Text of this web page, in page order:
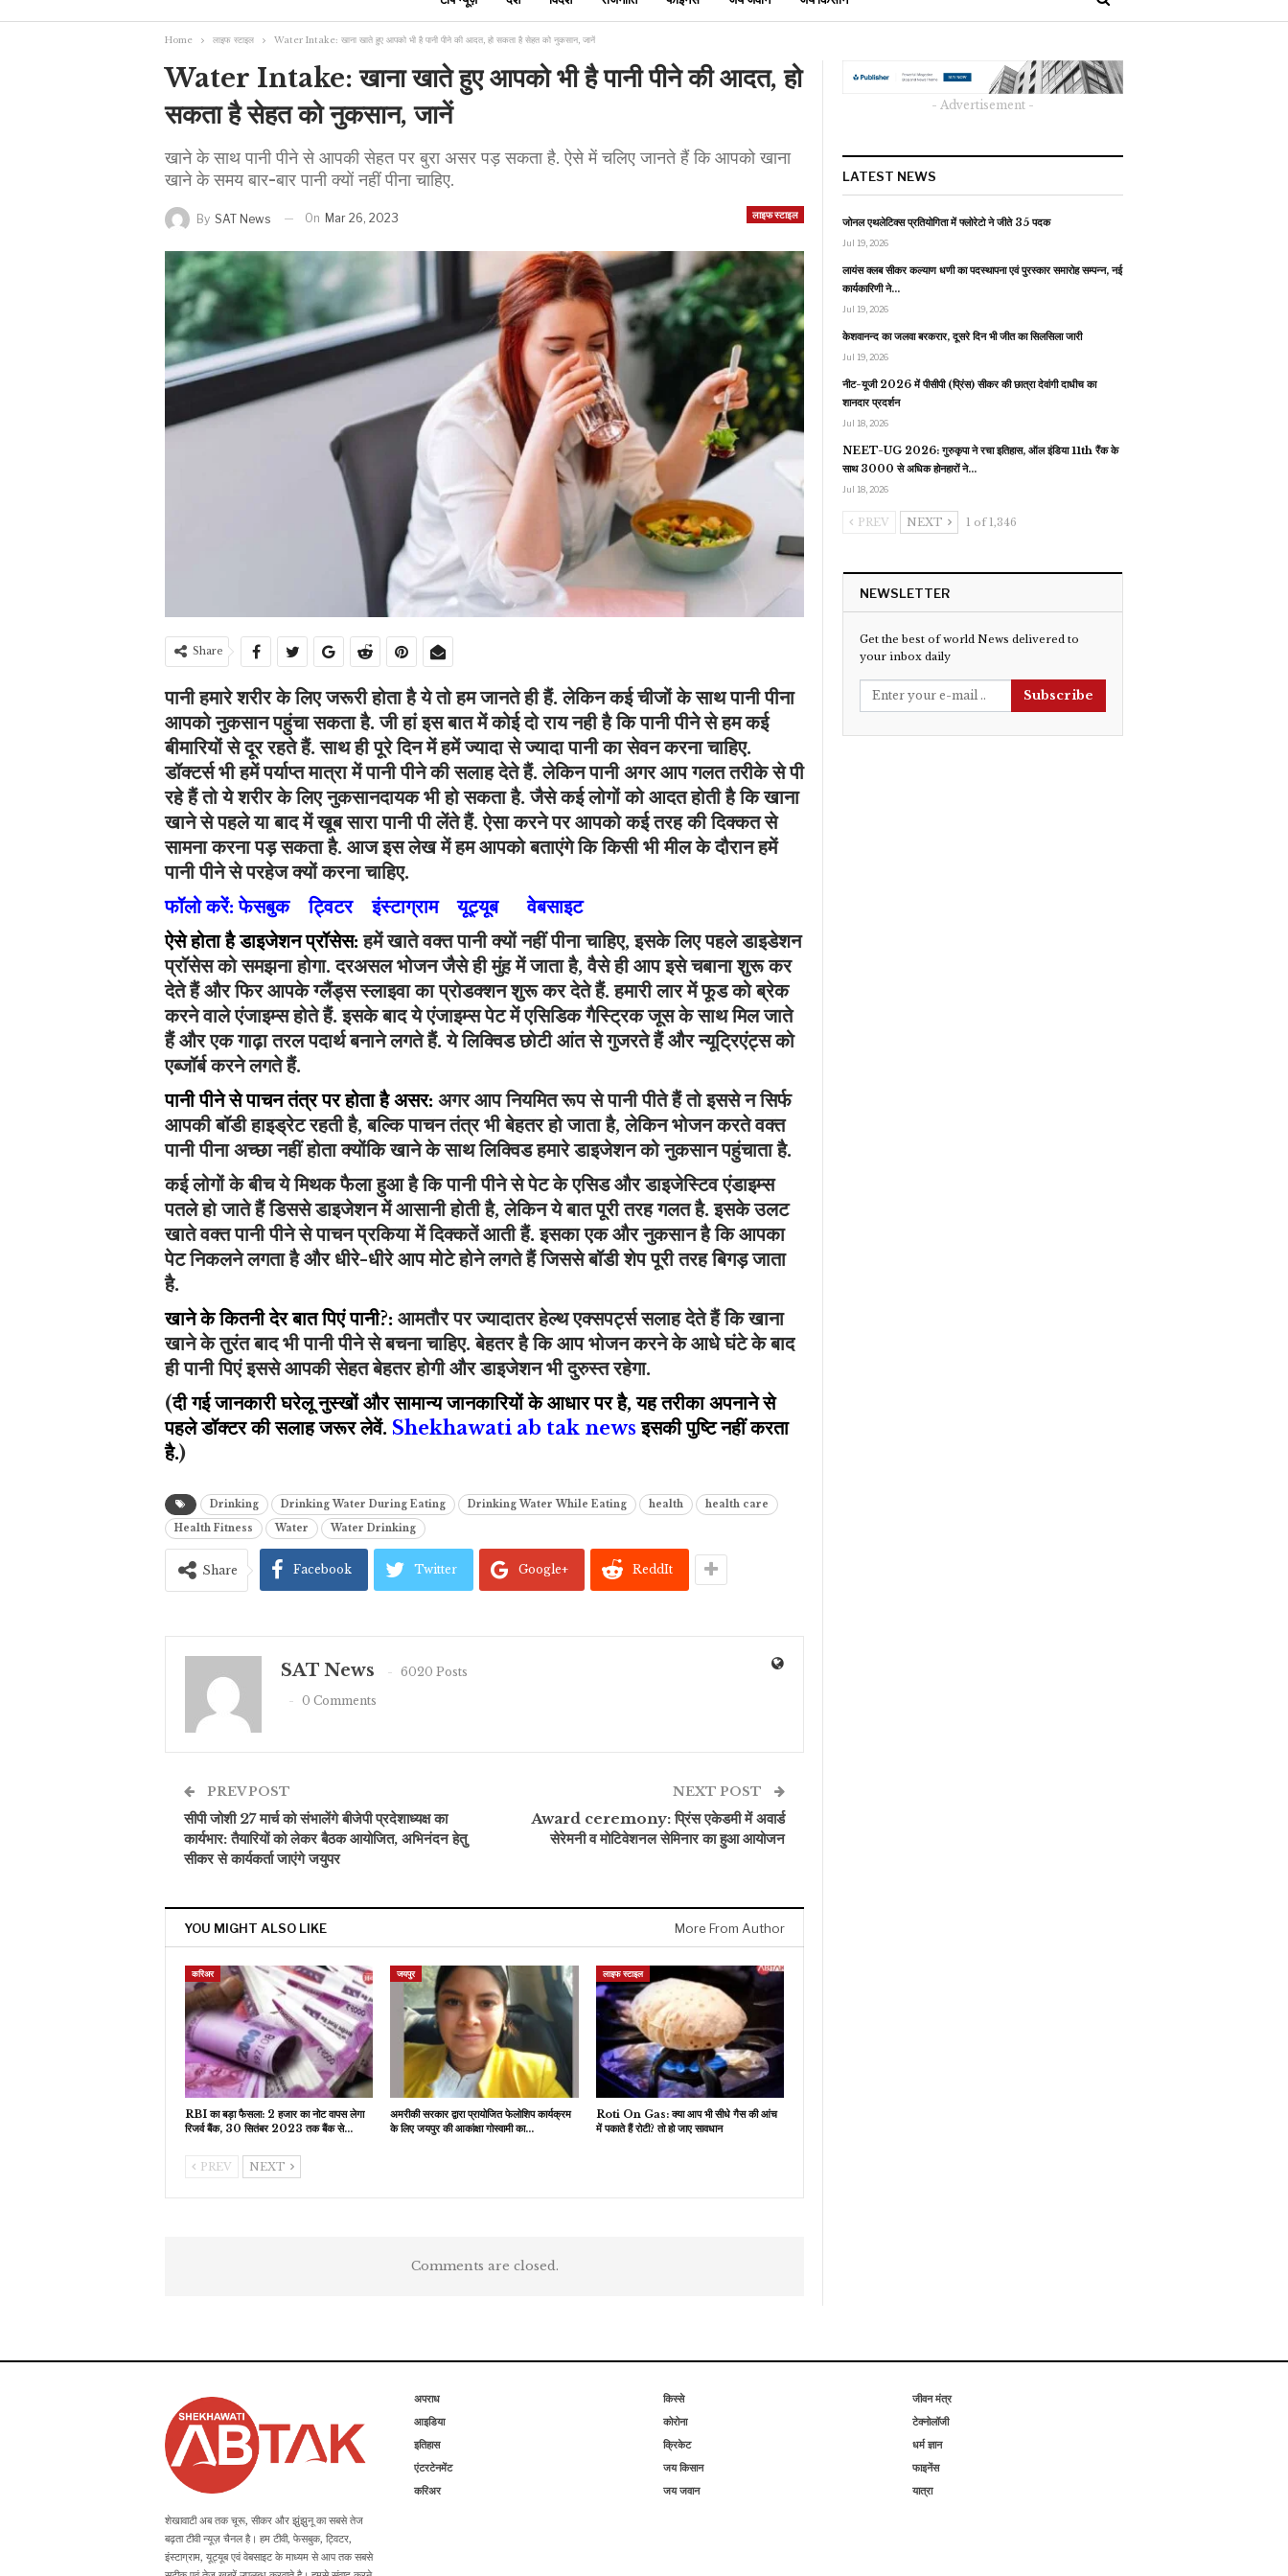
Home लाइफ स्टाइल Water Intake: खाना खाते हुए आपको भी है पानी पीने की आदत, हो सकता है सेहत को नुकसान, जानें
Water Intake: खाना खाते हुए आपको भी है पानी पीने की आदत, हो
सकता है सेहत को नुकसान, जानें
खाने के साथ पानी पीने से आपकी सेहत पर बुरा असर पड़ सकता है. ऐसे में चलिए जानते हैं कि आपको खाना
खाने के समय बार-बार पानी क्यों नहीं पीना चाहिए.
लाइफ स्टाइल
By SAT News On Mar 26, 2023
Share
पानी हमारे शरीर के लिए जरूरी होता है ये तो हम जानते ही हैं. लेकिन कई चीजों के साथ पानी पीना
आपको नुकसान पहुंचा सकता है. जी हां इस बात में कोई दो राय नही है कि पानी पीने से हम कई
बीमारियों से दूर रहते हैं. साथ ही पूरे दिन में हमें ज्यादा से ज्यादा पानी का सेवन करना चाहिए.
डॉक्टर्स भी हमें पर्याप्त मात्रा में पानी पीने की सलाह देते हैं. लेकिन पानी अगर आप गलत तरीके से पी
रहे हैं तो ये शरीर के लिए नुकसानदायक भी हो सकता है. जैसे कई लोगों को आदत होती है कि खाना
खाने से पहले या बाद में खूब सारा पानी पी लेंते हैं. ऐसा करने पर आपको कई तरह की दिक्कत से
सामना करना पड़ सकता है. आज इस लेख में हम आपको बताएंगे कि किसी भी मील के दौरान हमें
पानी पीने से परहेज क्यों करना चाहिए.
फॉलो करें:फेसबुक ट्विटर इंस्टाग्राम यूट्यूबवेबसाइट
ऐसे होता है डाइजेशन प्रॉसेस: हमें खाते वक्त पानी क्यों नहीं पीना चाहिए, इसके लिए पहले डाइडेशन
प्रॉसेस को समझना होगा. दरअसल भोजन जैसे ही मुंह में जाता है, वैसे ही आप इसे चबाना शुरू कर
देते हैं और फिर आपके ग्लैंड्स स्लाइवा का प्रोडक्शन शुरू कर देते हैं. हमारी लार में फूड को ब्रेक
करने वाले एंजाइम्स होते हैं. इसके बाद ये एंजाइम्स पेट में एसिडिक गैस्ट्रिक जूस के साथ मिल जाते
हैं और एक गाढ़ा तरल पदार्थ बनाने लगते हैं. ये लिक्विड छोटी आंत से गुजरते हैं और न्यूट्रिएंट्स को
एब्जॉर्ब करने लगते हैं.
पानी पीने से पाचन तंत्र पर होता है असर: अगर आप नियमित रूप से पानी पीते हैं तो इससे न सिर्फ
आपकी बॉडी हाइड्रेट रहती है, बल्कि पाचन तंत्र भी बेहतर हो जाता है, लेकिन भोजन करते वक्त
पानी पीना अच्छा नहीं होता क्योंकि खाने के साथ लिक्विड हमारे डाइजेशन को नुकसान पहुंचाता है.
कई लोगों के बीच ये मिथक फैला हुआ है कि पानी पीने से पेट के एसिड और डाइजेस्टिव एंडाइम्स
पतले हो जाते हैं डिससे डाइजेशन में आसानी होती है, लेकिन ये बात पूरी तरह गलत है. इसके उलट
खाते वक्त पानी पीने से पाचन प्रकिया में दिक्कतें आती हैं. इसका एक और नुकसान है कि आपका
पेट निकलने लगता है और धीरे-धीरे आप मोटे होने लगते हैं जिससे बॉडी शेप पूरी तरह बिगड़ जाता
है.
खाने के कितनी देर बात पिएं पानी?: आमतौर पर ज्यादातर हेल्थ एक्सपर्ट्स सलाह देते हैं कि खाना
खाने के तुरंत बाद भी पानी पीने से बचना चाहिए. बेहतर है कि आप भोजन करने के आधे घंटे के बाद
ही पानी पिएं इससे आपकी सेहत बेहतर होगी और डाइजेशन भी दुरुस्त रहेगा.
(दी गई जानकारी घरेलू नुस्खों और सामान्य जानकारियों के आधार पर है, यह तरीका अपनाने से
पहले डॉक्टर की सलाह जरूर लेवें. Shekhawati ab tak news इसकी पुष्टि नहीं करता
है.)
Drinking Drinking Water During Eating Drinking Water While Eating health
health care
Health Fitness
Water Water Drinking
Share Facebook Twitter Google+ ReddIt
SAT News
6020 Posts
0 Comments
PREV POST
सीपी जोशी 27 मार्च को संभालेंगे बीजेपी प्रदेशाध्यक्ष का
कार्यभार: तैयारियों को लेकर बैठक आयोजित, अभिनंदन हेतु
सीकर से कार्यकर्ता जाएंगे जयुपर
NEXT POST
Award ceremony: प्रिंस एकेडमी में अवार्ड
सेरेमनी व मोटिवेशनल सेमिनार का हुआ आयोजन
YOU MIGHT ALSO LIKE More From Author
करिअर
RBI का बड़ा फैसला: 2 हजार का नोट वापस लेगा
रिजर्व बैंक, 30 सितंबर 2023 तक बैंक से…
जयपुर
अमरीकी सरकार द्वारा प्रायोजित फेलोशिप कार्यक्रम
के लिए जयपुर की आकांक्षा गोस्वामी का…
लाइफ स्टाइल
​Roti On Gas: क्या आप भी सीधे गैस की आंच
में पकाते हैं रोटी? तो हो जाए सावधान
PREV NEXT
Comments are closed.
- Advertisement -
LATEST NEWS
जोनल एथलेटिक्स प्रतियोगिता में फ्लोरेटो ने जीते 35 पदक
Jul 19, 2026
लायंस क्लब सीकर कल्याण धणी का पदस्थापना एवं पुरस्कार समारोह सम्पन्न, नई
कार्यकारिणी ने…
Jul 19, 2026
केशवानन्द का जलवा बरकरार, दूसरे दिन भी जीत का सिलसिला जारी
Jul 19, 2026
नीट-यूजी 2026 में पीसीपी (प्रिंस) सीकर की छात्रा देवांगी दाधीच का
शानदार प्रदर्शन
Jul 18, 2026
NEET-UG 2026: गुरुकृपा ने रचा इतिहास, ऑल इंडिया 11th रैंक के
साथ 3000 से अधिक होनहारों ने…
Jul 18, 2026
PREV NEXT 1 of 1,346
NEWSLETTER
Get the best of world News delivered to
your inbox daily
Subscribe
शेखावाटी अब तक चूरू, सीकर और झुंझुनू का सबसे तेज
बढ़ता टीवी न्यूज़ चैनल है। हम टीवी, फेसबुक, ट्विटर,
इंस्टाग्राम, यूट्यूब एवं वेबसाइट के माध्यम से आप तक सबसे
अपराध
आइडिया
इतिहास
एंटरटेनमेंट
करिअर
किस्से
कोरोना
क्रिकेट
जय किसान
जय जवान
जीवन मंत्र
टेक्नोलॉजी
धर्म ज्ञान
फाइनेंस
यात्रा